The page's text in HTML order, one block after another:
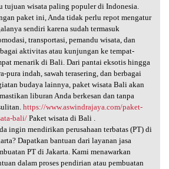
tujuan wisata paling populer di Indonesia.
paket ini, Anda tidak perlu repot mengatur
sendiri karena sudah termasuk
transportasi, pemandu wisata, dan
aktivitas atau kunjungan ke tempat-
menarik di Bali. Dari pantai eksotis hingga
pura indah, sawah terasering, dan berbagai
budaya lainnya, paket wisata Bali akan
liburan Anda berkesan dan tanpa
https://www.aswindrajaya.com/paket-
bali/Paket wisata di Bali .
ingin mendirikan perusahaan terbatas (PT) di
Dapatkan bantuan dari layanan jasa
PT di Jakarta. Kami menawarkan
dalam proses pendirian atau pembuatan